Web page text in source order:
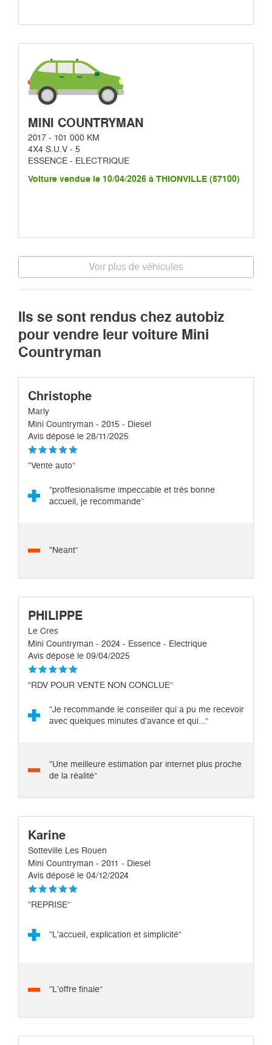
MINI COUNTRYMAN
2017 - 101 000 KM
4X4 S.U.V - 5
ESSENCE - ELECTRIQUE
Voiture vendue le 10/04/2026 à THIONVILLE (57100)
Voir plus de véhicules
Ils se sont rendus chez autobiz
pour vendre leur voiture Mini
Countryman
Christophe
Marly
Mini Countryman - 2015 - Diesel
Avis déposé le 28/11/2025
“Vente auto”
“proffesionalisme impeccable et très bonne
accueil, je recommande”
“Neant”
PHILIPPE
Le Cres
Mini Countryman - 2024 - Essence - Electrique
Avis déposé le 09/04/2025
“RDV POUR VENTE NON CONCLUE”
“Je recommande le conseiller qui a pu me recevoir
avec quelques minutes d'avance et qui...”
“Une meilleure estimation par internet plus proche
de la réalité”
Karine
Sotteville Les Rouen
Mini Countryman - 2011 - Diesel
Avis déposé le 04/12/2024
“REPRISE”
“L'accueil, explication et simplicité”
“L'offre finale”